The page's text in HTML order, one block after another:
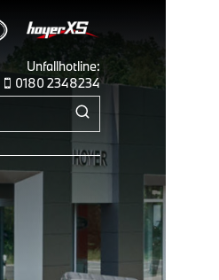
Unfallhotline:
 0180 2348234